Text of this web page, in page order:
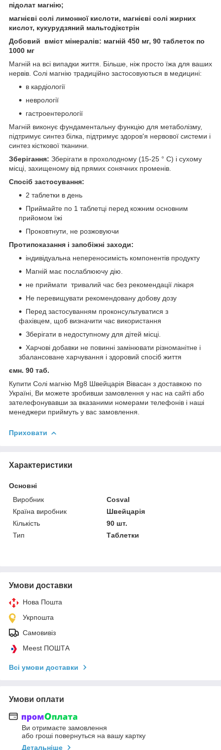
підолат магнію;
магнієві солі лимонної кислоти, магнієві солі жирних
кислот, кукурудзяний мальтодікстрін
Добовий вміст мінералів: магній 450 мг, 90 таблеток по
1000 мг
Магній на всі випадки життя. Більше, ніж просто їжа для ваших
нервів. Солі магнію традиційно застосовуються в медицині:
в кардіології
неврології
гастроентерології
Магній виконує фундаментальну функцію для метаболізму,
підтримує синтез білка, підтримує здоров'я нервової системи і
синтез кісткової тканини.
Зберігання: Зберігати в прохолодному (15-25 ° C) і сухому
місці, захищеному від прямих сонячних променів.
Спосіб застосування:
2 таблетки в день
Приймайте по 1 таблетці перед кожним основним
прийомом їжі
Проковтнути, не розжовуючи
Протипоказання і запобіжні заходи:
індивідуальна непереносимість компонентів продукту
Магній має послаблюючу дію.
не приймати тривалий час без рекомендації лікаря
Не перевищувати рекомендовану добову дозу
Перед застосуванням проконсультуватися з
фахівцем, щоб визначити час використання
Зберігати в недоступному для дітей місці.
Харчові добавки не повинні замінювати різноманітне і
збалансоване харчування і здоровий спосіб життя
ємн. 90 таб.
Купити Солі магнію Mg8 Швейцарія Вівасан з доставкою по
Україні, Ви можете зробивши замовлення у нас на сайті або
зателефонувавши за вказаними номерами телефонів і наші
менеджери приймуть у вас замовлення.
Приховати
Характеристики
Основні
Виробник
Cosval
Країна виробник
Швейцарія
Кількість
90 шт.
Тип
Таблетки
Умови доставки
Нова Пошта
Укрпошта
Самовивіз
Meest ПОШТА
Всі умови доставки
Умови оплати
Ви отримаєте замовлення
або гроші повернуться на вашу картку
Детальніше